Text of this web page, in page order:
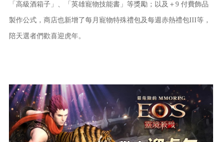
「高級酒箱子」、「英雄寵物技能書」等獎勵；以及＋9 付費飾品
製作公式，商店也新增了每月寵物特殊禮包及每週赤熱禮包III等，
陪天選者們歡喜迎虎年。